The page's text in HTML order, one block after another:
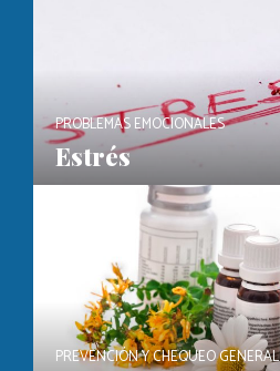
PROBLEMAS EMOCIONALES
Estrés
PREVENCIÓN Y CHEQUEO GENERAL